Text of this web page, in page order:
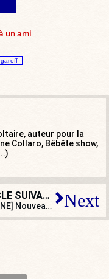
un ami
auteur pour la
Collaro, Bêbête show,
ARTICLE SUIVANT
[TRIBUNE] Nouveau mandat européen : hungarophobie tous azimuts ! Next